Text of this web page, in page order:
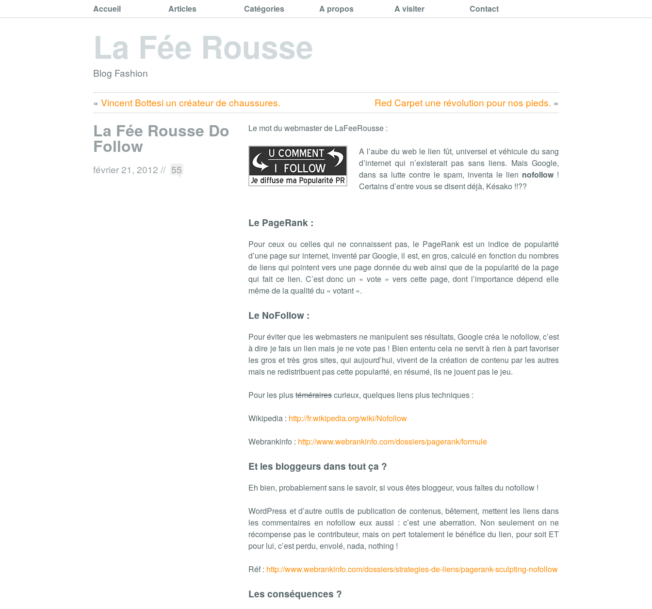
Accueil Articles Catégories A propos A visiter Contact
La Fée Rousse
Blog Fashion
« Vincent Bottesi un créateur de chaussures. Red Carpet une révolution pour nos pieds. »
La Fée Rousse Do
Follow
février 21, 2012 // 55
Le mot du webmaster de LaFeeRousse :
A l’aube du web le lien fût, universel et véhicule du sang
d’internet qui n’existerait pas sans liens. Mais Google,
dans sa lutte contre le spam, inventa le lien nofollow !
Certains d’entre vous se disent déjà, Késako !!??
Le PageRank :
Pour ceux ou celles qui ne connaissent pas, le PageRank est un indice de popularité
d’une page sur internet, inventé par Google, il est, en gros, calculé en fonction du nombres
de liens qui pointent vers une page donnée du web ainsi que de la popularité de la page
qui fait ce lien. C’est donc un « vote » vers cette page, dont l’importance dépend elle
même de la qualité du « votant ».
Le NoFollow :
Pour éviter que les webmasters ne manipulent ses résultats, Google créa le nofollow, c’est
à dire je fais un lien mais je ne vote pas ! Bien ententu cela ne servit à rien à part favoriser
les gros et très gros sites, qui aujourd’hui, vivent de la création de contenu par les autres
mais ne redistribuent pas cette popularité, en résumé, ils ne jouent pas le jeu.
Pour les plustémérairescurieux, quelques liens plus techniques :
Wikipedia : http://fr.wikipedia.org/wiki/Nofollow
Webrankinfo : http://www.webrankinfo.com/dossiers/pagerank/formule
Et les bloggeurs dans tout ça ?
Eh bien, probablement sans le savoir, si vous êtes bloggeur, vous faîtes du nofollow !
WordPress et d’autre outils de publication de contenus, bêtement, mettent les liens dans
les commentaires en nofollow eux aussi : c’est une aberration. Non seulement on ne
récompense pas le contributeur, mais on pert totalement le bénéfice du lien, pour soit ET
pour lui, c’est perdu, envolé, nada, nothing !
Réf : http://www.webrankinfo.com/dossiers/strategies-de-liens/pagerank-sculpting-nofollow
Les conséquences ?